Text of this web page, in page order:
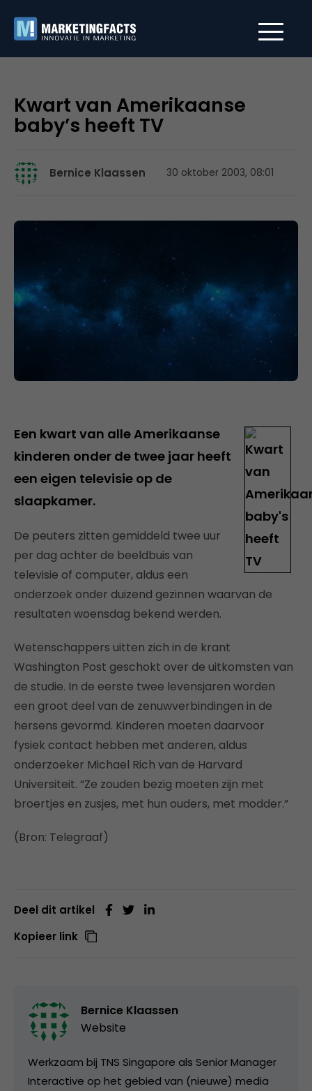
Kwart van Amerikaanse
baby’s heeft TV
Bernice Klaassen 30 oktober 2003, 08:01
Een kwart van alle Amerikaanse
kinderen onder de twee jaar heeft
een eigen televisie op de
slaapkamer.
De peuters zitten gemiddeld twee uur
per dag achter de beeldbuis van
televisie of computer, aldus een
onderzoek onder duizend gezinnen waarvan de
resultaten woensdag bekend werden.
Wetenschappers uitten zich in de krant
Washington Post geschokt over de uitkomsten van
de studie. In de eerste twee levensjaren worden
een groot deel van de zenuwverbindingen in de
hersens gevormd. Kinderen moeten daarvoor
fysiek contact hebben met anderen, aldus
onderzoeker Michael Rich van de Harvard
Universiteit. “Ze zouden bezig moeten zijn met
broertjes en zusjes, met hun ouders, met modder.”
(Bron: Telegraaf)
Deel dit artikel
Kopieer link
Bernice Klaassen
Website
Werkzaam bij TNS Singapore als Senior Manager
Interactive op het gebied van (nieuwe) media